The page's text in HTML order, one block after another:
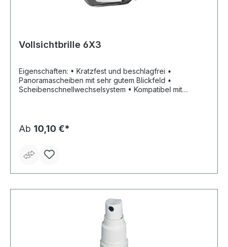
Vollsichtbrille 6X3
Eigenschaften: • Kratzfest und beschlagfrei •
Panoramascheiben mit sehr gutem Blickfeld •
Scheibenschnellwechselsystem • Kompatibel mit
Belüftungssystem unterstützt Schutz gegen Tropfen und
Spritzer • Speziell zur Abfederung der
Rahmen • Kompatibel mit Atemschutz- und Halbmasken
Anwendungsbereiche: Metallverarbeitung (Drehen,
Zulassung/Norm: EN 166, EN 170, Kennzeichen 3
(Tropfen, Spritzer), 4 (große Staubpartikel) und 9
Ab 10,10 €*